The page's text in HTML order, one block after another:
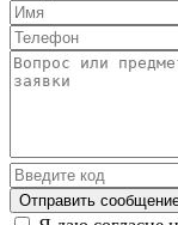
Отправить